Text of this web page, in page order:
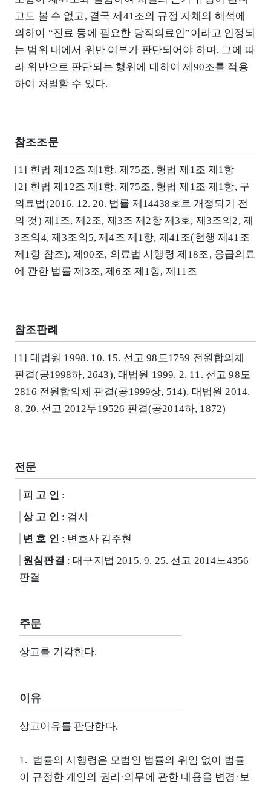
고도 볼 수 없고, 결국 제41조의 규정 자체의 해석에
의하여 “진료 등에 필요한 당직의료인”이라고 인정되
는 범위 내에서 위반 여부가 판단되어야 하며, 그에 따
라 위반으로 판단되는 행위에 대하여 제90조를 적용
하여 처벌할 수 있다.
참조조문
[1] 헌법 제12조 제1항, 제75조, 형법 제1조 제1항
[2] 헌법 제12조 제1항, 제75조, 형법 제1조 제1항, 구
의료법(2016. 12. 20. 법률 제14438호로 개정되기 전
의 것) 제1조, 제2조, 제3조 제2항 제3호, 제3조의2, 제
3조의4, 제3조의5, 제4조 제1항, 제41조(현행 제41조
제1항 참조), 제90조, 의료법 시행령 제18조, 응급의료
에 관한 법률 제3조, 제6조 제1항, 제11조
참조판례
[1] 대법원 1998. 10. 15. 선고 98도1759 전원합의체
판결(공1998하, 2643), 대법원 1999. 2. 11. 선고 98도
2816 전원합의체 판결(공1999상, 514), 대법원 2014.
8. 20. 선고 2012두19526 판결(공2014하, 1872)
전문
피 고 인 :
상 고 인 : 검사
변 호 인 : 변호사 김주현
원심판결 : 대구지법 2015. 9. 25. 선고 2014노4356
판결
주문
상고를 기각한다.
이유
상고이유를 판단한다.
1. 법률의 시행령은 모법인 법률의 위임 없이 법률
이 규정한 개인의 권리·의무에 관한 내용을 변경·보